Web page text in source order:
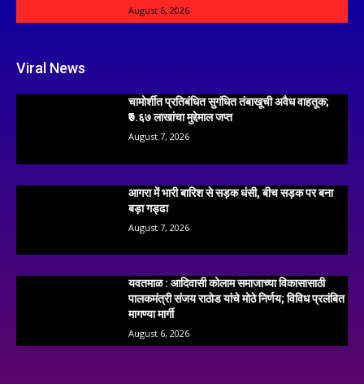
August 6, 2026
Viral News
चामोर्शीत प्रतिबंधित सुगंधित तंबाखूची अवैध वाहतूक;
₹७.६७ लाखांचा मुद्देमाल जप्त
August 7, 2026
आगरा में भारी बारिश से सड़क धंसी, बीच सड़क पर बना
बड़ा गड्ढा
August 7, 2026
यवतमाळ : आदिवासी कोलाम समाजाच्या विकासासाठी
पालकमंत्री संजय राठोड यांचे मोठे निर्णय; विविध प्रलंबित
मागण्या मार्गी
August 6, 2026